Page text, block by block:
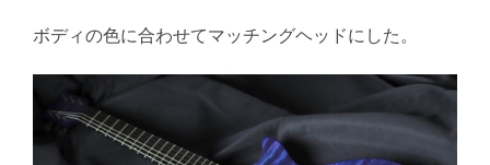
ボディの色に合わせてマッチングヘッドにした。